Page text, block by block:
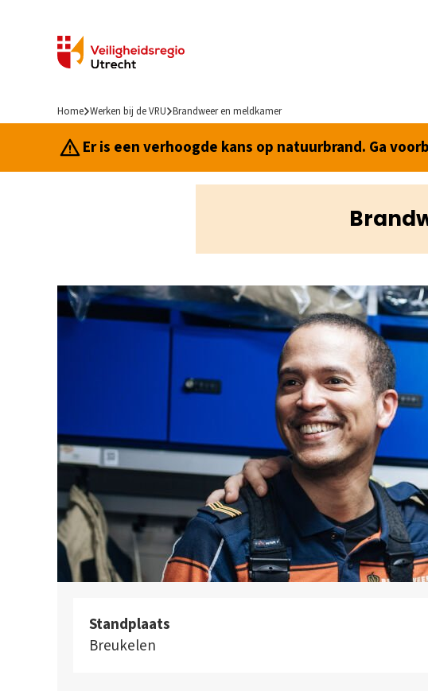
Home Werken bij de VRU Brandweer en meldkamer
Er is een verhoogde kans op natuurbrand. Ga
Standplaats
Breukelen